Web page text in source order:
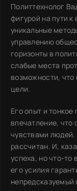
Политтехнолог
фигурой на пути
уникальные
управлению
горизонты в
слабые места
возможности, что
цели.
Его опыт и
впечатление, что
чувствами
рассчитан. И,
успеха, но что-то
его усилия
непредсказуемый